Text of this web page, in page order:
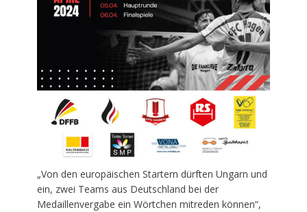
„Von den europäischen Startern dürften Ungarn und
ein, zwei Teams aus Deutschland bei der
Medaillenvergabe ein Wörtchen mitreden können“,